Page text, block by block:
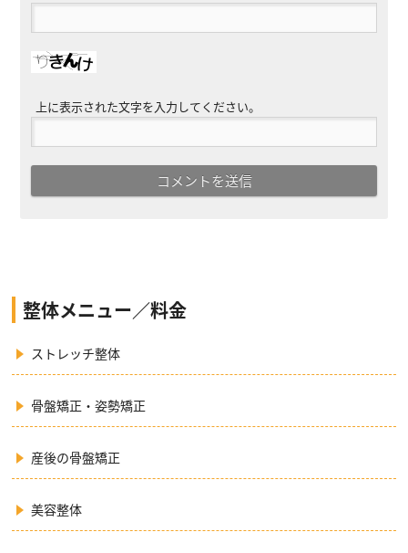
上に表示された文字を入力してください。
整体メニュー／料金
ストレッチ整体
骨盤矯正・姿勢矯正
産後の骨盤矯正
美容整体